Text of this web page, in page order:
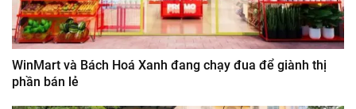
WinMart và Bách Hoá Xanh đang chạy đua để giành thị
phần bán lẻ